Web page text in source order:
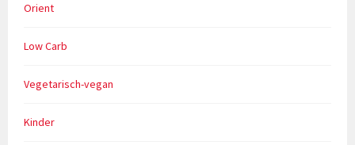
Orient
Low Carb
Vegetarisch-vegan
Kinder